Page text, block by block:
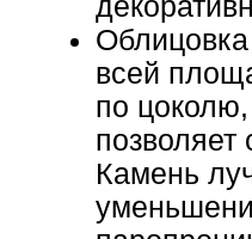
всей
по
Камень